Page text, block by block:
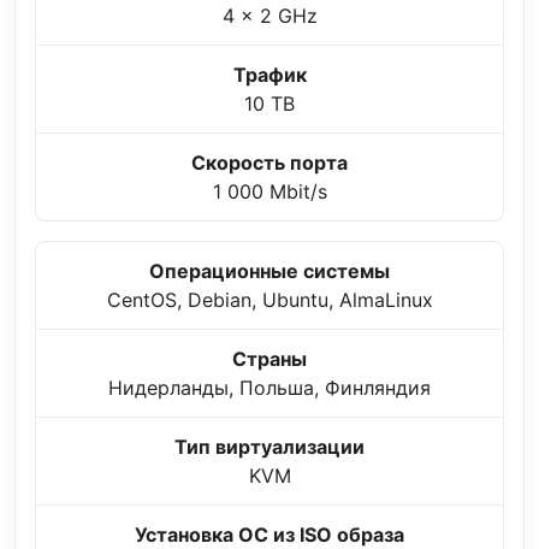
4 x 2 GHz
Трафик
10 TB
Скорость порта
1 000 Mbit/s
Операционные системы
CentOS, Debian, Ubuntu, AlmaLinux
Страны
Нидерланды, Польша, Финляндия
Тип виртуализации
KVM
Установка ОС из ISO образа